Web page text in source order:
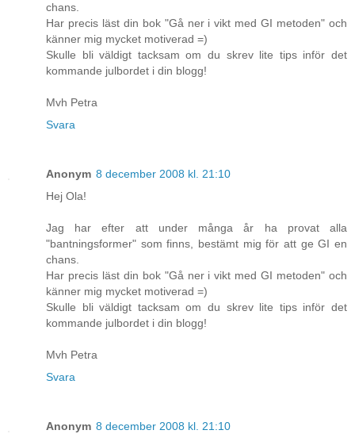
chans.
Har precis läst din bok "Gå ner i vikt med GI metoden" och
känner mig mycket motiverad =)
Skulle bli väldigt tacksam om du skrev lite tips inför det
kommande julbordet i din blogg!
Mvh Petra
Svara
Anonym 8 december 2008 kl. 21:10
Hej Ola!
Jag har efter att under många år ha provat alla
"bantningsformer" som finns, bestämt mig för att ge GI en
chans.
Har precis läst din bok "Gå ner i vikt med GI metoden" och
känner mig mycket motiverad =)
Skulle bli väldigt tacksam om du skrev lite tips inför det
kommande julbordet i din blogg!
Mvh Petra
Svara
Anonym 8 december 2008 kl. 21:10